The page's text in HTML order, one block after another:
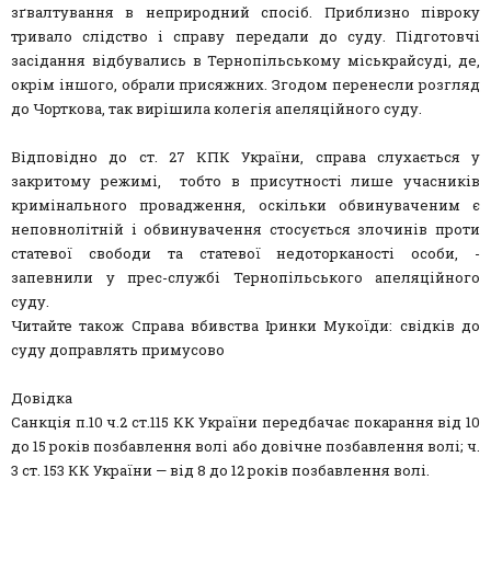
зґвалтування в неприродний спосіб. Приблизно півроку
тривало слідство і справу передали до суду. Підготовчі
засідання відбувались в Тернопільському міськрайсуді, де,
окрім іншого, обрали присяжних. Згодом перенесли розгляд
до Чорткова, так вирішила колегія апеляційного суду.
Відповідно до ст. 27 КПК України, справа слухається у
закритому режимі, тобто в присутності лише учасників
кримінального провадження, оскільки обвинуваченим є
неповнолітній і обвинувачення стосується злочинів проти
статевої свободи та статевої недоторканості особи, -
запевнили у прес-службі Тернопільського апеляційного
суду.
Читайте також Справа вбивства Іринки Мукоїди: свідків до
суду доправлять примусово
Довідка
Санкція п.10 ч.2 ст.115 КК України передбачає покарання від 10
до 15 років позбавлення волі або довічне позбавлення волі; ч.
3 ст. 153 КК України — від 8 до 12 років позбавлення волі.